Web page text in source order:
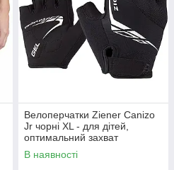
Велоперчатки Ziener Canizo
Jr чорні XL - для дітей,
оптимальний захват
В наявності